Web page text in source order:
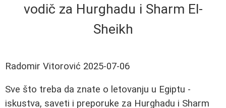
vodič za Hurghadu i Sharm El-
Sheikh
Radomir Vitorović 2025-07-06
Sve što treba da znate o letovanju u Egiptu -
iskustva, saveti i preporuke za Hurghadu i Sharm